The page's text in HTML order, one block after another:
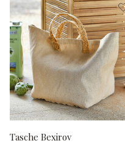
Tasche Bexirov